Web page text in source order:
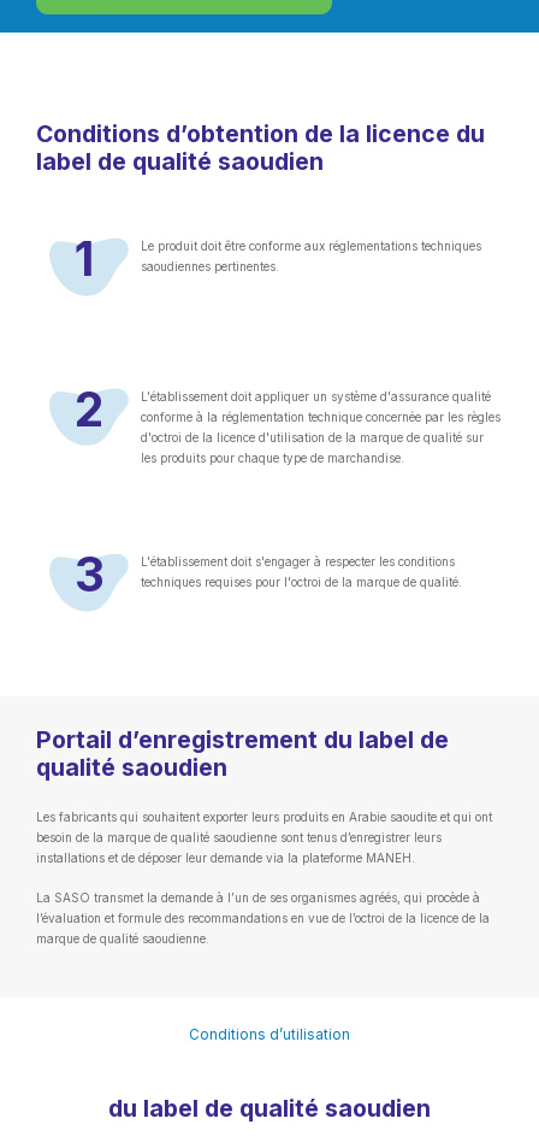
Conditions d’obtention de la licence du
label de qualité saoudien
1
Le produit doit être conforme aux réglementations techniques
saoudiennes pertinentes.
2
L'établissement doit appliquer un système d'assurance qualité
conforme à la réglementation technique concernée par les règles
d'octroi de la licence d'utilisation de la marque de qualité sur
les produits pour chaque type de marchandise.
3
L'établissement doit s'engager à respecter les conditions
techniques requises pour l'octroi de la marque de qualité.
Portail d’enregistrement du label de
qualité saoudien
Les fabricants qui souhaitent exporter leurs produits en Arabie saoudite et qui ont
besoin de la marque de qualité saoudienne sont tenus d’enregistrer leurs
installations et de déposer leur demande via la plateforme MANEH.
La SASO transmet la demande à l’un de ses organismes agréés, qui procède à
l’évaluation et formule des recommandations en vue de l’octroi de la licence de la
marque de qualité saoudienne.
Conditions d’utilisation
du label de qualité saoudien